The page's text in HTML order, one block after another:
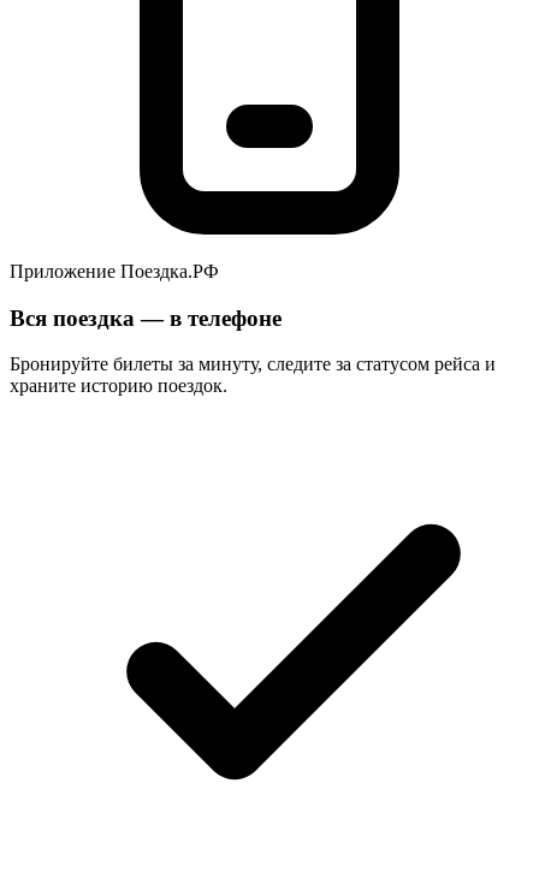
Приложение Поездка.РФ
Вся поездка — в телефоне
Бронируйте билеты за минуту, следите за статусом рейса и
храните историю поездок.